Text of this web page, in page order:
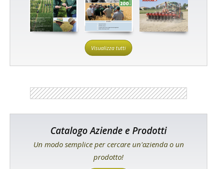
Visualizza tutti
Catalogo Aziende e Prodotti
Un modo semplice per cercare un'azienda o un
prodotto!